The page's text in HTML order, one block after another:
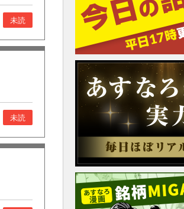
未読
未読